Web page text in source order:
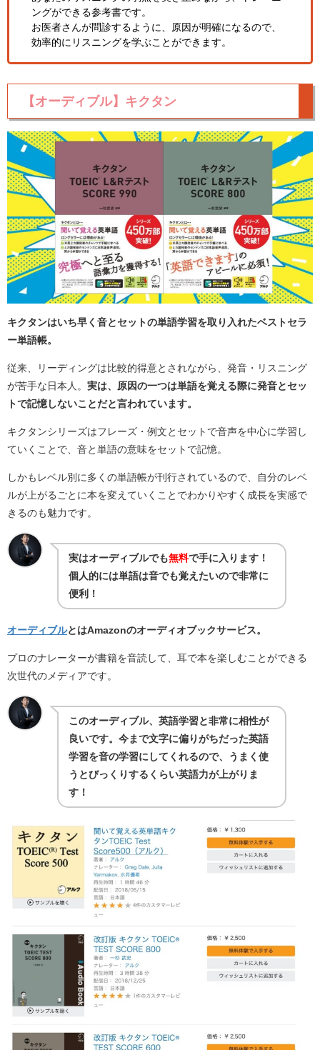
ングができる参考書です。
お医者さんが問診するように、原因が明確になるので、
効率的にリスニングを学ぶことができます。
【オーディブル】キクタン
キクタンはいち早く音とセットの単語学習を取り入れたベストセラ
ー単語帳。
従来、リーディングは比較的得意とされながら、発音・リスニング
が苦手な日本人。 実は、原因の一つは単語を覚える際に発音とセッ
トで記憶しないことだと言われています。
キクタンシリーズはフレーズ・例文とセットで音声を中心に学習し
ていくことで、音と単語の意味をセットで記憶。
しかもレベル別に多くの単語帳が刊行されているので、自分のレベ
ルが上がるごとに本を変えていくことでわかりやすく成長を実感で
きるのも魅力です。
実はオーディブルでも無料で手に入ります！
個人的には単語は音でも覚えたいので非常に
便利！
オーディブルとはAmazonのオーディオブックサービス。
プロのナレーターが書籍を音読して、耳で本を楽しむことができる
次世代のメディアです。
このオーディブル、英語学習と非常に相性が
良いです。今まで文字に偏りがちだった英語
学習を音の学習にしてくれるので、うまく使
うとびっくりするくらい英語力が上がりま
す！